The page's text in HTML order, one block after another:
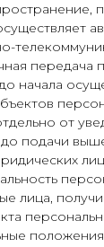
передача
начала
от
подачи
лица,
положения